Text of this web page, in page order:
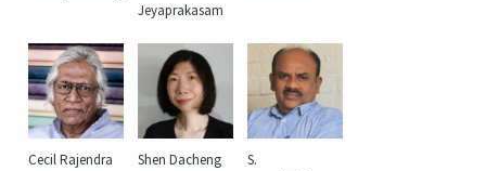
Jeyaprakasam
Cecil Rajendra Shen Dacheng
S.